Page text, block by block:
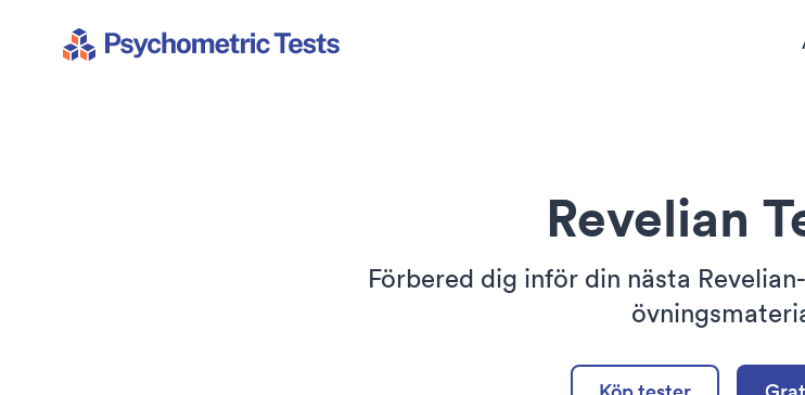
Revelian
Förbered dig inför din nästa